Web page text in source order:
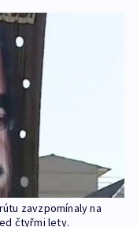
zavzpomínaly na
čtyřmi lety.